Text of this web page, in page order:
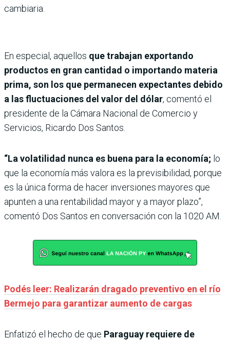
cambiaria.
En especial, aquellos que trabajan exportando
productos en gran cantidad o importando materia
prima, son los que permanecen expectantes debido
a las fluctuaciones del valor del dólar, comentó el
presidente de la Cámara Nacional de Comercio y
Servicios, Ricardo Dos Santos.
“La volatilidad nunca es buena para la economía; lo
que la economía más valora es la previsibilidad, porque
es la única forma de hacer inversiones mayores que
apunten a una rentabilidad mayor y a mayor plazo”,
comentó Dos Santos en conversación con la 1020 AM.
Podés leer: Realizarán dragado preventivo en el río
Bermejo para garantizar aumento de cargas
Enfatizó el hecho de que Paraguay requiere de